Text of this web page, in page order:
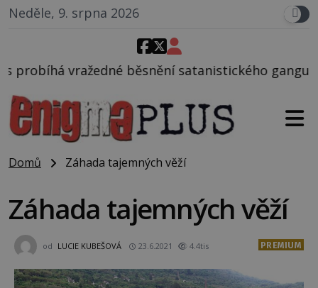
Neděle, 9. srpna 2026
satanistického gangu vedeného Charlesem
Domů Záhada tajemných věží
Záhada tajemných věží
od LUCIE KUBEŠOVÁ 23.6.2021 4.4tis PREMIUM